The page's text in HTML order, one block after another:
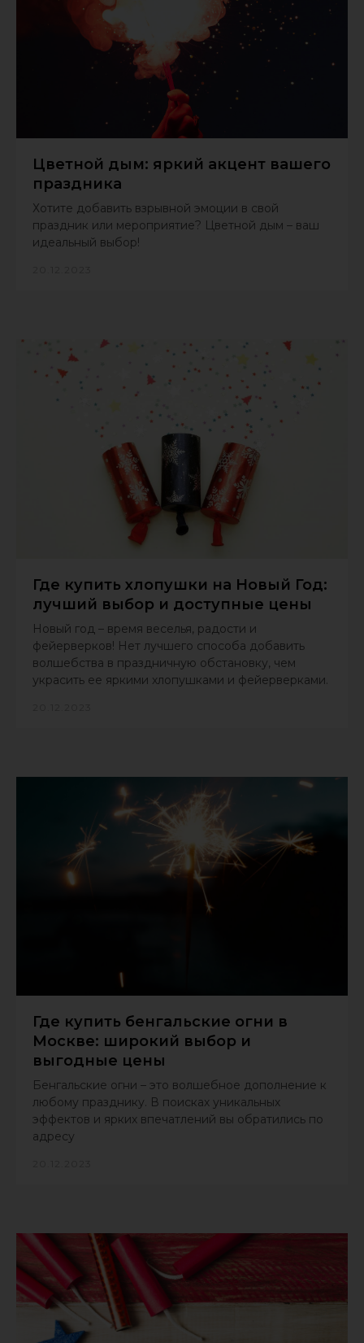
Цветной дым: яркий акцент вашего
праздника
Хотите добавить взрывной эмоции в свой
праздник или мероприятие? Цветной дым – ваш
идеальный выбор!
Где купить хлопушки на Новый Год:
лучший выбор и доступные цены
Новый год – время веселья, радости и
фейерверков! Нет лучшего способа добавить
волшебства в праздничную обстановку, чем
украсить ее яркими хлопушками и фейерверками.
Где купить бенгальские огни в
Москве: широкий выбор и
выгодные цены
Бенгальские огни – это волшебное дополнение к
любому празднику. В поисках уникальных
эффектов и ярких впечатлений вы обратились по
адресу